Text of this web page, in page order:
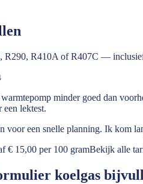
R290, R410A of R407C — inclusief
minder goed dan
een lektest.
voor een snelle planning. Ik kom
€ 15,00 per 100 gramBekijk alle
koelgas